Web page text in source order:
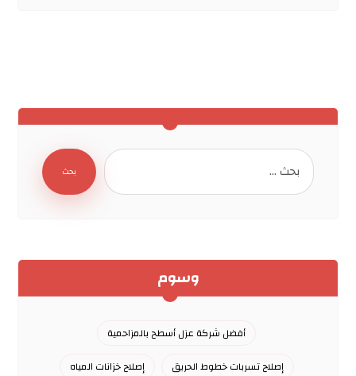
وسوم
أفضل شركة عزل أسطح بالمزاحمية
إصلاح تسربات خطوط الحريق
إصلاح خزانات المياه